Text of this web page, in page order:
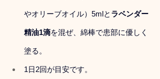
やオリーブオイル）5mlと ラベンダー
精油1滴を混ぜ、綿棒で患部に優しく
塗る。
1日2回が目安です。